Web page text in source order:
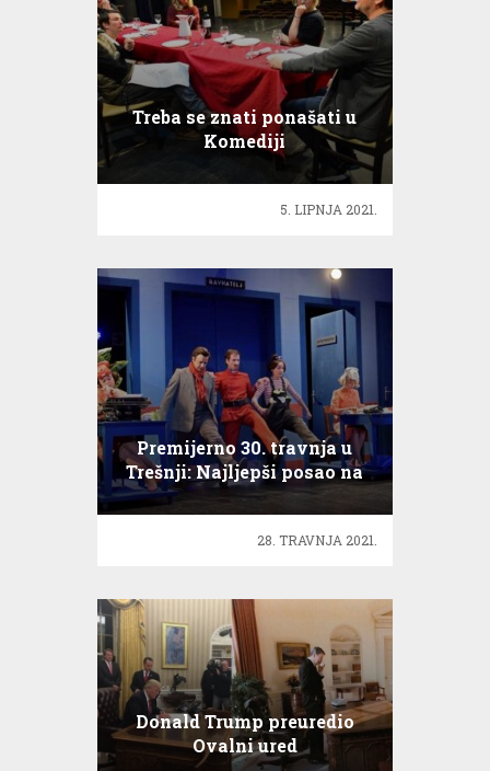
Treba se znati ponašati u
Komediji
5. LIPNJA 2021.
Premijerno 30. travnja u
Trešnji: Najljepši posao na
svijetu
28. TRAVNJA 2021.
Donald Trump preuredio
Ovalni ured